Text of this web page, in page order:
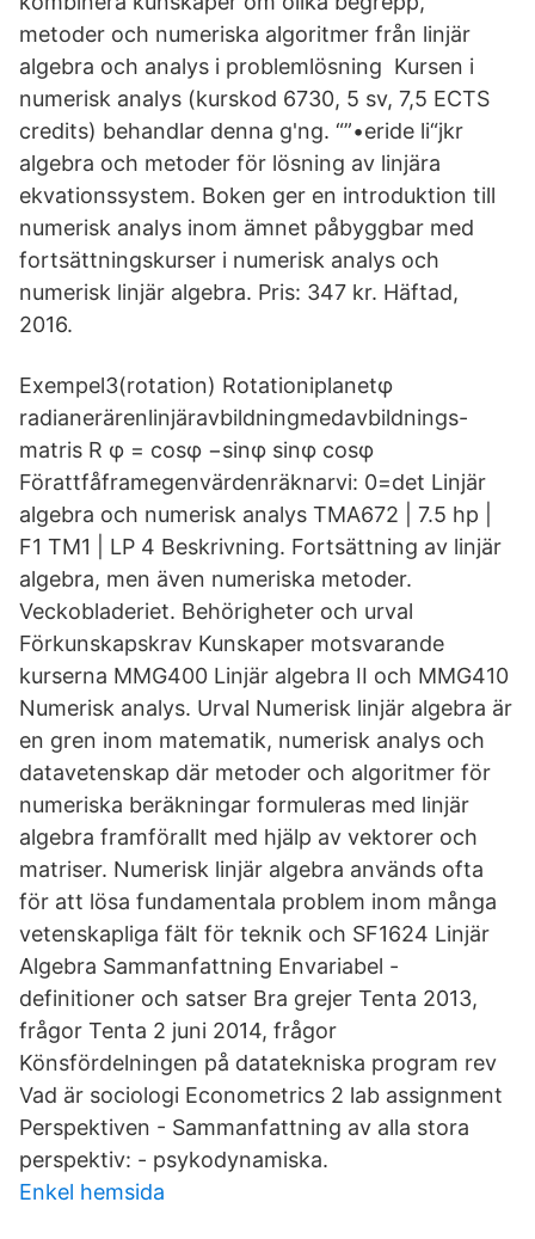
metoder och numeriska algoritmer från linjär
algebra och analys i problemlösning Kursen i
numerisk analys (kurskod 6730, 5 sv, 7,5 ECTS
credits) behandlar denna g'ng. “”•eride li“jkr
algebra och metoder för lösning av linjära
ekvationssystem. Boken ger en introduktion till
numerisk analys inom ämnet påbyggbar med
fortsättningskurser i numerisk analys och
numerisk linjär algebra. Pris: 347 kr. Häftad,
2016.
Exempel3(rotation) Rotationiplanetφ
radianerärenlinjäravbildningmedavbildnings-
matris R φ = cosφ −sinφ sinφ cosφ
Förattfåframegenvärdenräknarvi: 0=det Linjär
algebra och numerisk analys TMA672 | 7.5 hp |
F1 TM1 | LP 4 Beskrivning. Fortsättning av linjär
algebra, men även numeriska metoder.
Veckobladeriet. Behörigheter och urval
Förkunskapskrav Kunskaper motsvarande
kurserna MMG400 Linjär algebra II och MMG410
Numerisk analys. Urval Numerisk linjär algebra är
en gren inom matematik, numerisk analys och
datavetenskap där metoder och algoritmer för
numeriska beräkningar formuleras med linjär
algebra framförallt med hjälp av vektorer och
matriser. Numerisk linjär algebra används ofta
för att lösa fundamentala problem inom många
vetenskapliga fält för teknik och SF1624 Linjär
Algebra Sammanfattning Envariabel -
definitioner och satser Bra grejer Tenta 2013,
frågor Tenta 2 juni 2014, frågor
Könsfördelningen på datatekniska program rev
Vad är sociologi Econometrics 2 lab assignment
Perspektiven - Sammanfattning av alla stora
perspektiv: - psykodynamiska.
Enkel hemsida